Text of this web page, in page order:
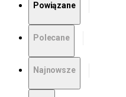
Powiązane
Polecane
Najnowsze